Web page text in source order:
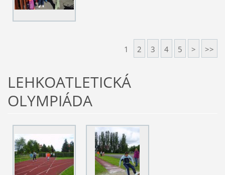
1 2 3 4 5 > >>
LEHKOATLETICKÁ
OLYMPIÁDA